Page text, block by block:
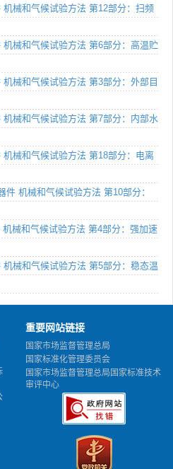
械和气候试验方法 第12部分：扫频
械和气候试验方法 第6部分：高温贮
械和气候试验方法 第3部分：外部目
械和气候试验方法 第7部分：内部水
械和气候试验方法 第18部分：电离
机械和气候试验方法 第10部分：
械和气候试验方法 第4部分：强加速
械和气候试验方法 第5部分：稳态温
重要网站链接
国家市场监督管理总局
国家标准化管理委员会
国家市场监督管理总局国家标准技术
审评中心